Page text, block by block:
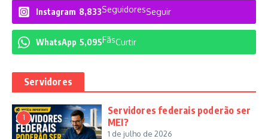
Instagram 8,833SeguidoresSeguir
WhatsApp 5,095FãsCurtir
Servidores
1
Servidores federais poderão ser
MEI?
1 de julho de 2026